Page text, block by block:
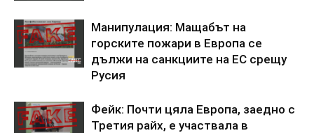
Манипулация: Мащабът на
горските пожари в Европа се
дължи на санкциите на ЕС срещу
Русия
Фейк: Почти цяла Европа, заедно с
Третия райх, е участвала в